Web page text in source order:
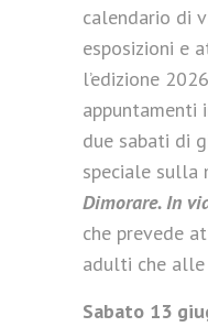
calendario di
esposizioni e
l’edizione
appuntamenti
due sabati di
speciale sulla
Dimorare. In
che prevede
adulti che
Sabato 13